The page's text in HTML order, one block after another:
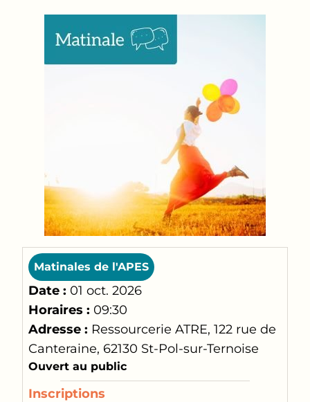
Matinales de l'APES
Date : 01 oct. 2026
Horaires : 09:30
Adresse : Ressourcerie ATRE, 122 rue de
Canteraine, 62130 St-Pol-sur-Ternoise
Ouvert au public
Inscriptions